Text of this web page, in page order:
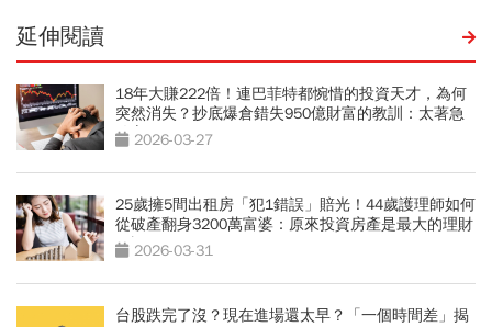
延伸閱讀
18年大賺222倍！連巴菲特都惋惜的投資天才，為何
突然消失？抄底爆倉錯失950億財富的教訓：太著急
致富2026-03-27
25歲擁5間出租房「犯1錯誤」賠光！44歲護理師如何
從破產翻身3200萬富婆：原來投資房產是最大的理財
錯誤2026-03-31
台股跌完了沒？現在進場還太早？「一個時間差」揭